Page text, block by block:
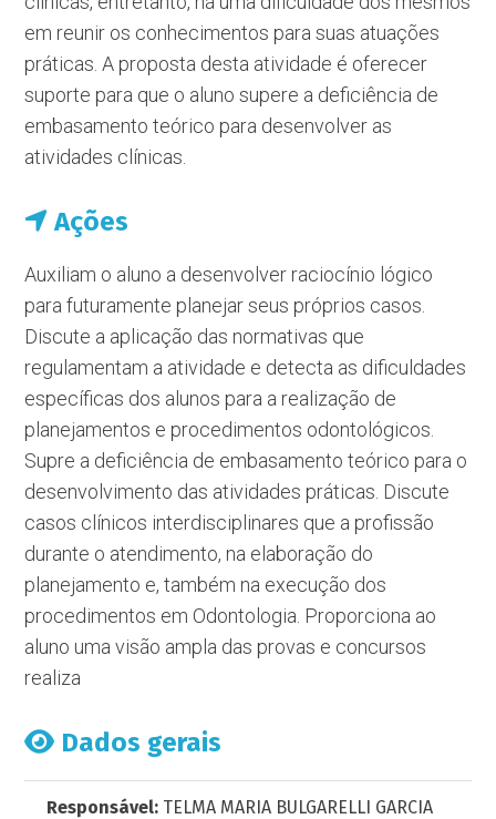
em reunir os conhecimentos para suas atuações
práticas. A proposta desta atividade é oferecer
suporte para que o aluno supere a deficiência de
embasamento teórico para desenvolver as
atividades clínicas.
Ações
Auxiliam o aluno a desenvolver raciocínio lógico
para futuramente planejar seus próprios casos.
Discute a aplicação das normativas que
regulamentam a atividade e detecta as dificuldades
específicas dos alunos para a realização de
planejamentos e procedimentos odontológicos.
Supre a deficiência de embasamento teórico para o
desenvolvimento das atividades práticas. Discute
casos clínicos interdisciplinares que a profissão
durante o atendimento, na elaboração do
planejamento e, também na execução dos
procedimentos em Odontologia. Proporciona ao
aluno uma visão ampla das provas e concursos
realiza
Dados gerais
Responsável: TELMA MARIA BULGARELLI GARCIA